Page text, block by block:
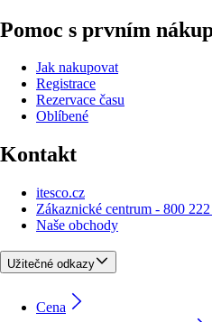
Pomoc s prvním
Jak nakupovat
Registrace
Rezervace času
Oblíbené
Kontakt
itesco.cz
Zákaznické centrum - 800
Naše obchody
Užitečné odkazy
Cena